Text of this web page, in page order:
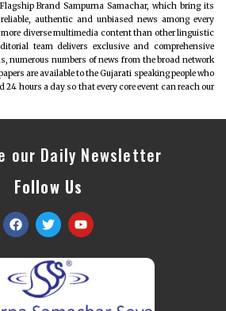
Brand Sampurna Samachar, which bring its
authentic and unbiased news among every
diverse multimedia content than other linguistic
team delivers exclusive and comprehensive
numerous numbers of news from the broad network
are available to the Gujarati speaking people who
24 hours a day so that every core event can reach our
our Daily Newsletter
Follow Us